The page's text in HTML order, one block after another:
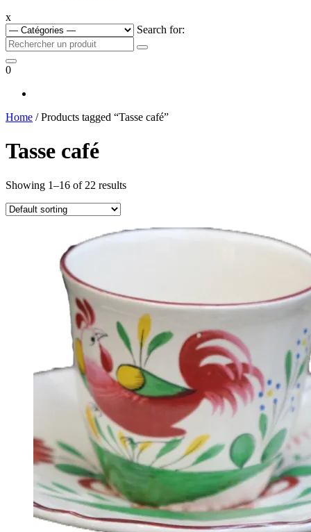
x
Search for:
0
Home / Products tagged “Tasse café”
Tasse café
Showing 1–16 of 22 results